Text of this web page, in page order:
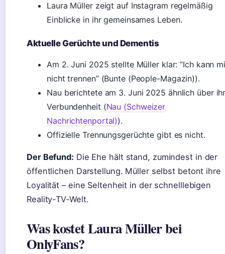
Laura Müller zeigt auf Instagram regelmäßig
Einblicke in ihr gemeinsames Leben.
Aktuelle Gerüchte und Dementis
Am 2. Juni 2025 stellte Müller klar: “Ich kann
nicht trennen” (Bunte (People-Magazin)).
Nau berichtete am 3. Juni 2025 ähnlich über
Verbundenheit (Nau (Schweizer
Nachrichtenportal)).
Offizielle Trennungsgerüchte gibt es nicht.
Der Befund: Die Ehe hält stand, zumindest in der
öffentlichen Darstellung. Müller selbst betont ihre
Loyalität – eine Seltenheit in der schnelllebigen
Reality-TV-Welt.
Was kostet Laura Müller bei
OnlyFans?